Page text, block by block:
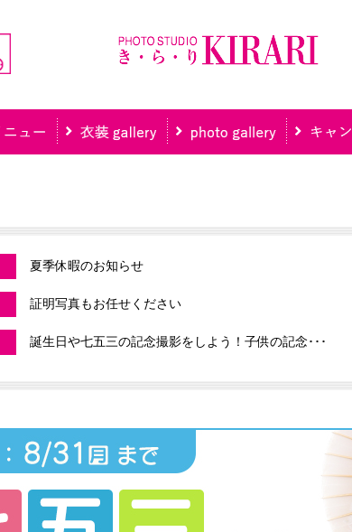
夏季休暇のお知らせ
証明写真もお任せください
誕生日や七五三の記念撮影をしよう！子供の記念･･･